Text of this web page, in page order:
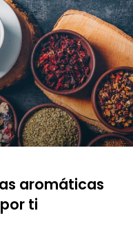
aromáticas
ti